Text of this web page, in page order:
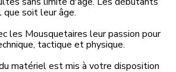
soit leur âge.
les Mousquetaires leur passion pour
tactique et physique.
matériel est mis à votre disposition